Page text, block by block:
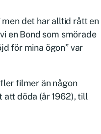
men det har alltid rått en
en Bond som smörade
för mina ögon” var
filmer än någon
att döda (år 1962), till